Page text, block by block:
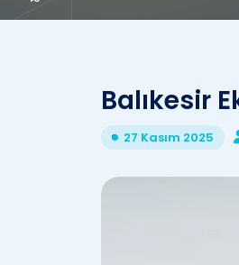
Balıkesir
27 Kasım 2025